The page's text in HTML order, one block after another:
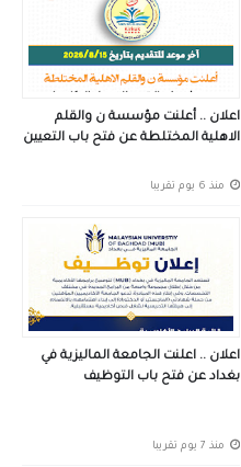
اعلان .. أعلنت مؤسسة ن والقلم
الاهلية المختلطة عن فتح باب التعيين
منذ 6 يوم تقريبا
اعلان .. اعلنت الجامعة الماليزية في
بغداد عن فتح باب التوظيف
منذ 7 يوم تقريبا